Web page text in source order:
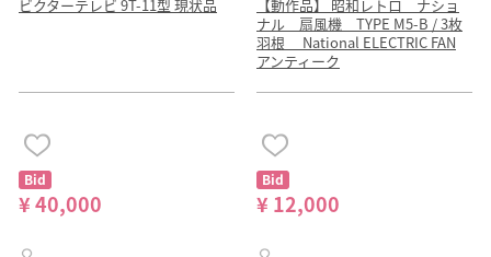
ビクターテレビ 9T-11型 現状品
【動作品】 昭和レトロ ナショ
ナル 扇風機 TYPE M5-B / 3枚
羽根 National ELECTRIC FAN
アンティーク
Bid
¥ 40,000
Bid
¥ 12,000